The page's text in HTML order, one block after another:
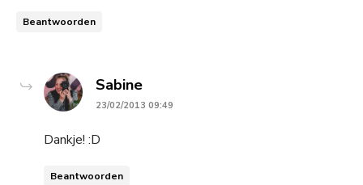
Beantwoorden
Sabinesays:
23/02/2013 09:49
Dankje! :D
Beantwoorden